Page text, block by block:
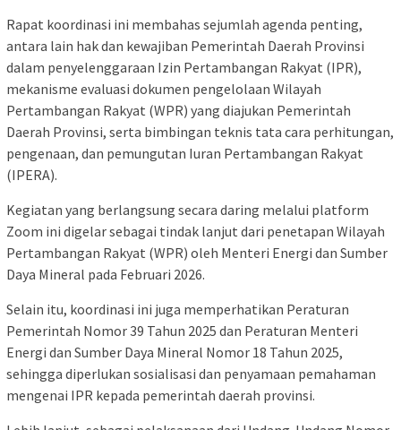
Rapat koordinasi ini membahas sejumlah agenda penting,
antara lain hak dan kewajiban Pemerintah Daerah Provinsi
dalam penyelenggaraan Izin Pertambangan Rakyat (IPR),
mekanisme evaluasi dokumen pengelolaan Wilayah
Pertambangan Rakyat (WPR) yang diajukan Pemerintah
Daerah Provinsi, serta bimbingan teknis tata cara perhitungan,
pengenaan, dan pemungutan Iuran Pertambangan Rakyat
(IPERA).
Kegiatan yang berlangsung secara daring melalui platform
Zoom ini digelar sebagai tindak lanjut dari penetapan Wilayah
Pertambangan Rakyat (WPR) oleh Menteri Energi dan Sumber
Daya Mineral pada Februari 2026.
Selain itu, koordinasi ini juga memperhatikan Peraturan
Pemerintah Nomor 39 Tahun 2025 dan Peraturan Menteri
Energi dan Sumber Daya Mineral Nomor 18 Tahun 2025,
sehingga diperlukan sosialisasi dan penyamaan pemahaman
mengenai IPR kepada pemerintah daerah provinsi.